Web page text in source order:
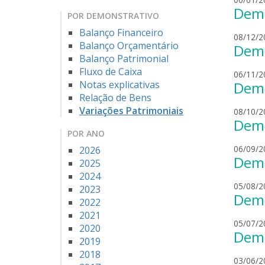
POR DEMONSTRATIVO
Balanço Financeiro
Balanço Orçamentário
Balanço Patrimonial
Fluxo de Caixa
Notas explicativas
Relação de Bens
Variações Patrimoniais
POR ANO
2026
2025
2024
2023
2022
2021
2020
2019
2018
08/12/
06/11/
08/10/
06/09/
05/08/
05/07/
03/06/